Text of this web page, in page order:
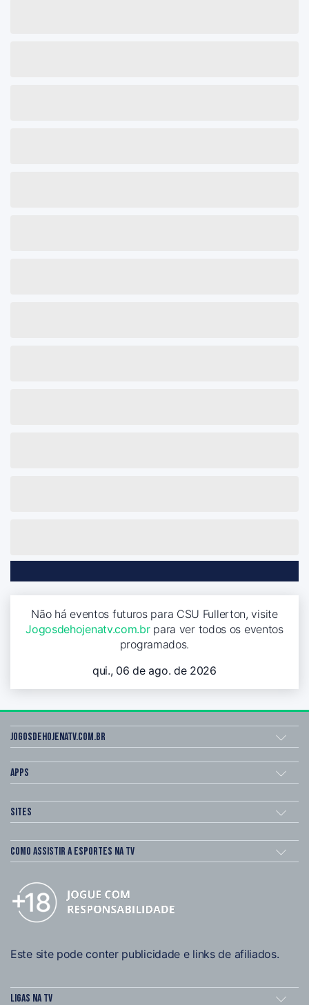
Não há eventos futuros para CSU Fullerton, visite
Jogosdehojenatv.com.brpara ver todos os eventos
programados.
qui., 06 de ago. de 2026
Jogosdehojenatv.com.br
Apps
Sites
Como assistir a esportes na TV
Este site pode conter publicidade e links de afiliados.
Ligas na TV